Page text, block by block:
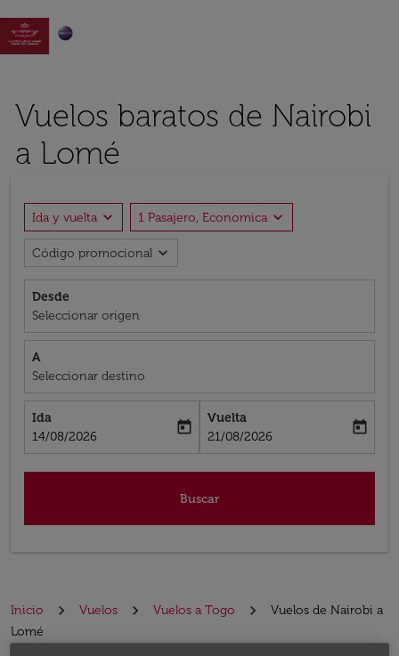

Vuelos baratos de Nairobi
a Lomé
Ida y vuelta expand_more 1 Pasajero, Economica expand_more
Código promocional expand_more
Desde
Seleccionar origen
A
Seleccionar destino
Ida
fc-booking-departure-date-aria-label
14/08/2026
today
Vuelta
fc-booking-return-date-aria-label
21/08/2026
today
Buscar
Inicio Vuelos Vuelos a Togo
Vuelos de Nairobi a
Lomé